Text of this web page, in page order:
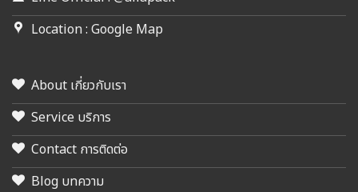
Location : Google Map
About เกี่ยวกับเรา
Service บริการ
Contact การติดต่อ
Blog บทความ